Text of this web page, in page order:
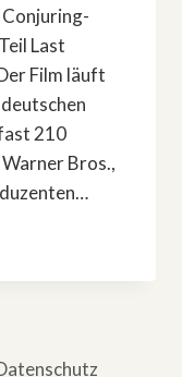
Last
Film läuft
210
Bros.,